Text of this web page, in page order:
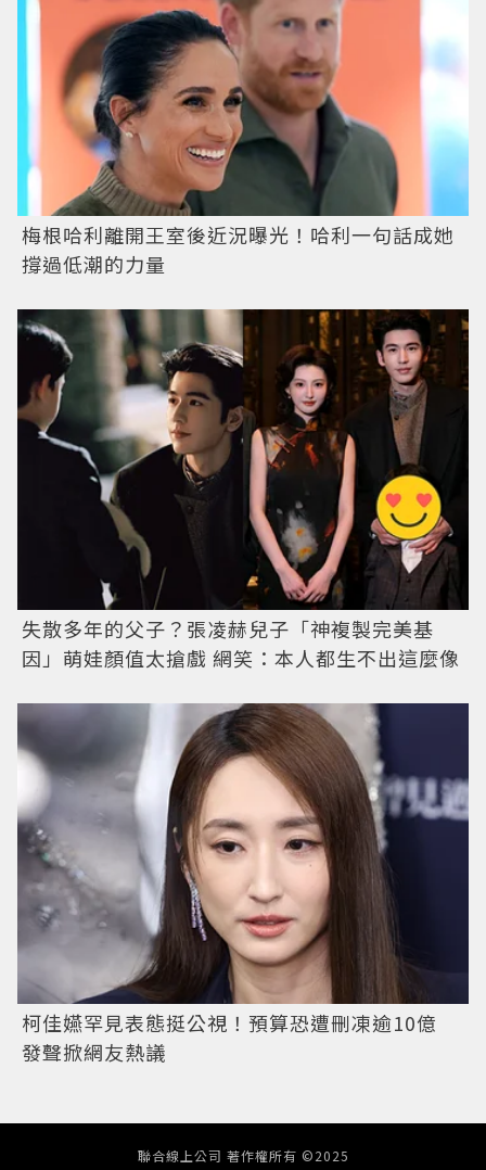
梅根哈利離開王室後近況曝光！哈利一句話成她
撐過低潮的力量
失散多年的父子？張凌赫兒子「神複製完美基
因」萌娃顏值太搶戲 網笑：本人都生不出這麼像
柯佳嬿罕見表態挺公視！預算恐遭刪凍逾10億
發聲掀網友熱議
聯合線上公司 著作權所有 ©2025